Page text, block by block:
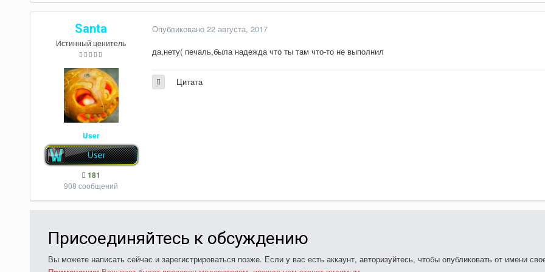
Santa
Истинный ценитель
User
181
908 сообщений
Опубликовано 22 августа, 2017
да,нету( печаль,была надежда что ты там что-то не выполнил
Цитата
Присоединяйтесь к обсуждению
Вы можете написать сейчас и зарегистрироваться позже. Если у вас есть аккаунт, авторизуйтесь, чтобы опубликовать от имени